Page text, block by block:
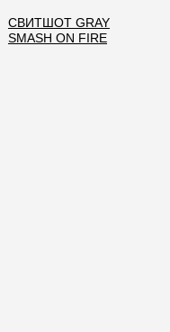
СВИТШОТ GRAY
SMASH ON FIRE